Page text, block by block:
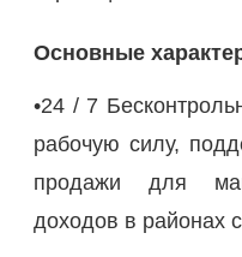
Основные
•24 / 7
рабочую силу,
продажи для
доходов в районах